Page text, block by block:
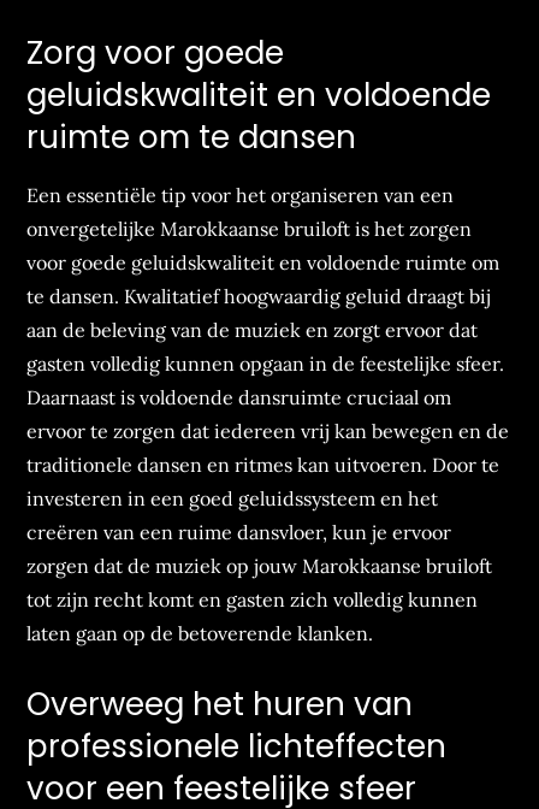
Zorg voor goede
geluidskwaliteit en voldoende
ruimte om te dansen
Een essentiële tip voor het organiseren van een
onvergetelijke Marokkaanse bruiloft is het zorgen
voor goede geluidskwaliteit en voldoende ruimte om
te dansen. Kwalitatief hoogwaardig geluid draagt bij
aan de beleving van de muziek en zorgt ervoor dat
gasten volledig kunnen opgaan in de feestelijke sfeer.
Daarnaast is voldoende dansruimte cruciaal om
ervoor te zorgen dat iedereen vrij kan bewegen en de
traditionele dansen en ritmes kan uitvoeren. Door te
investeren in een goed geluidssysteem en het
creëren van een ruime dansvloer, kun je ervoor
zorgen dat de muziek op jouw Marokkaanse bruiloft
tot zijn recht komt en gasten zich volledig kunnen
laten gaan op de betoverende klanken.
Overweeg het huren van
professionele lichteffecten
voor een feestelijke sfeer